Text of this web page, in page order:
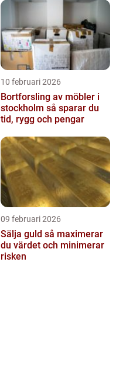
10 februari 2026
Bortforsling av möbler i
stockholm så sparar du
tid, rygg och pengar
09 februari 2026
Sälja guld så maximerar
du värdet och minimerar
risken